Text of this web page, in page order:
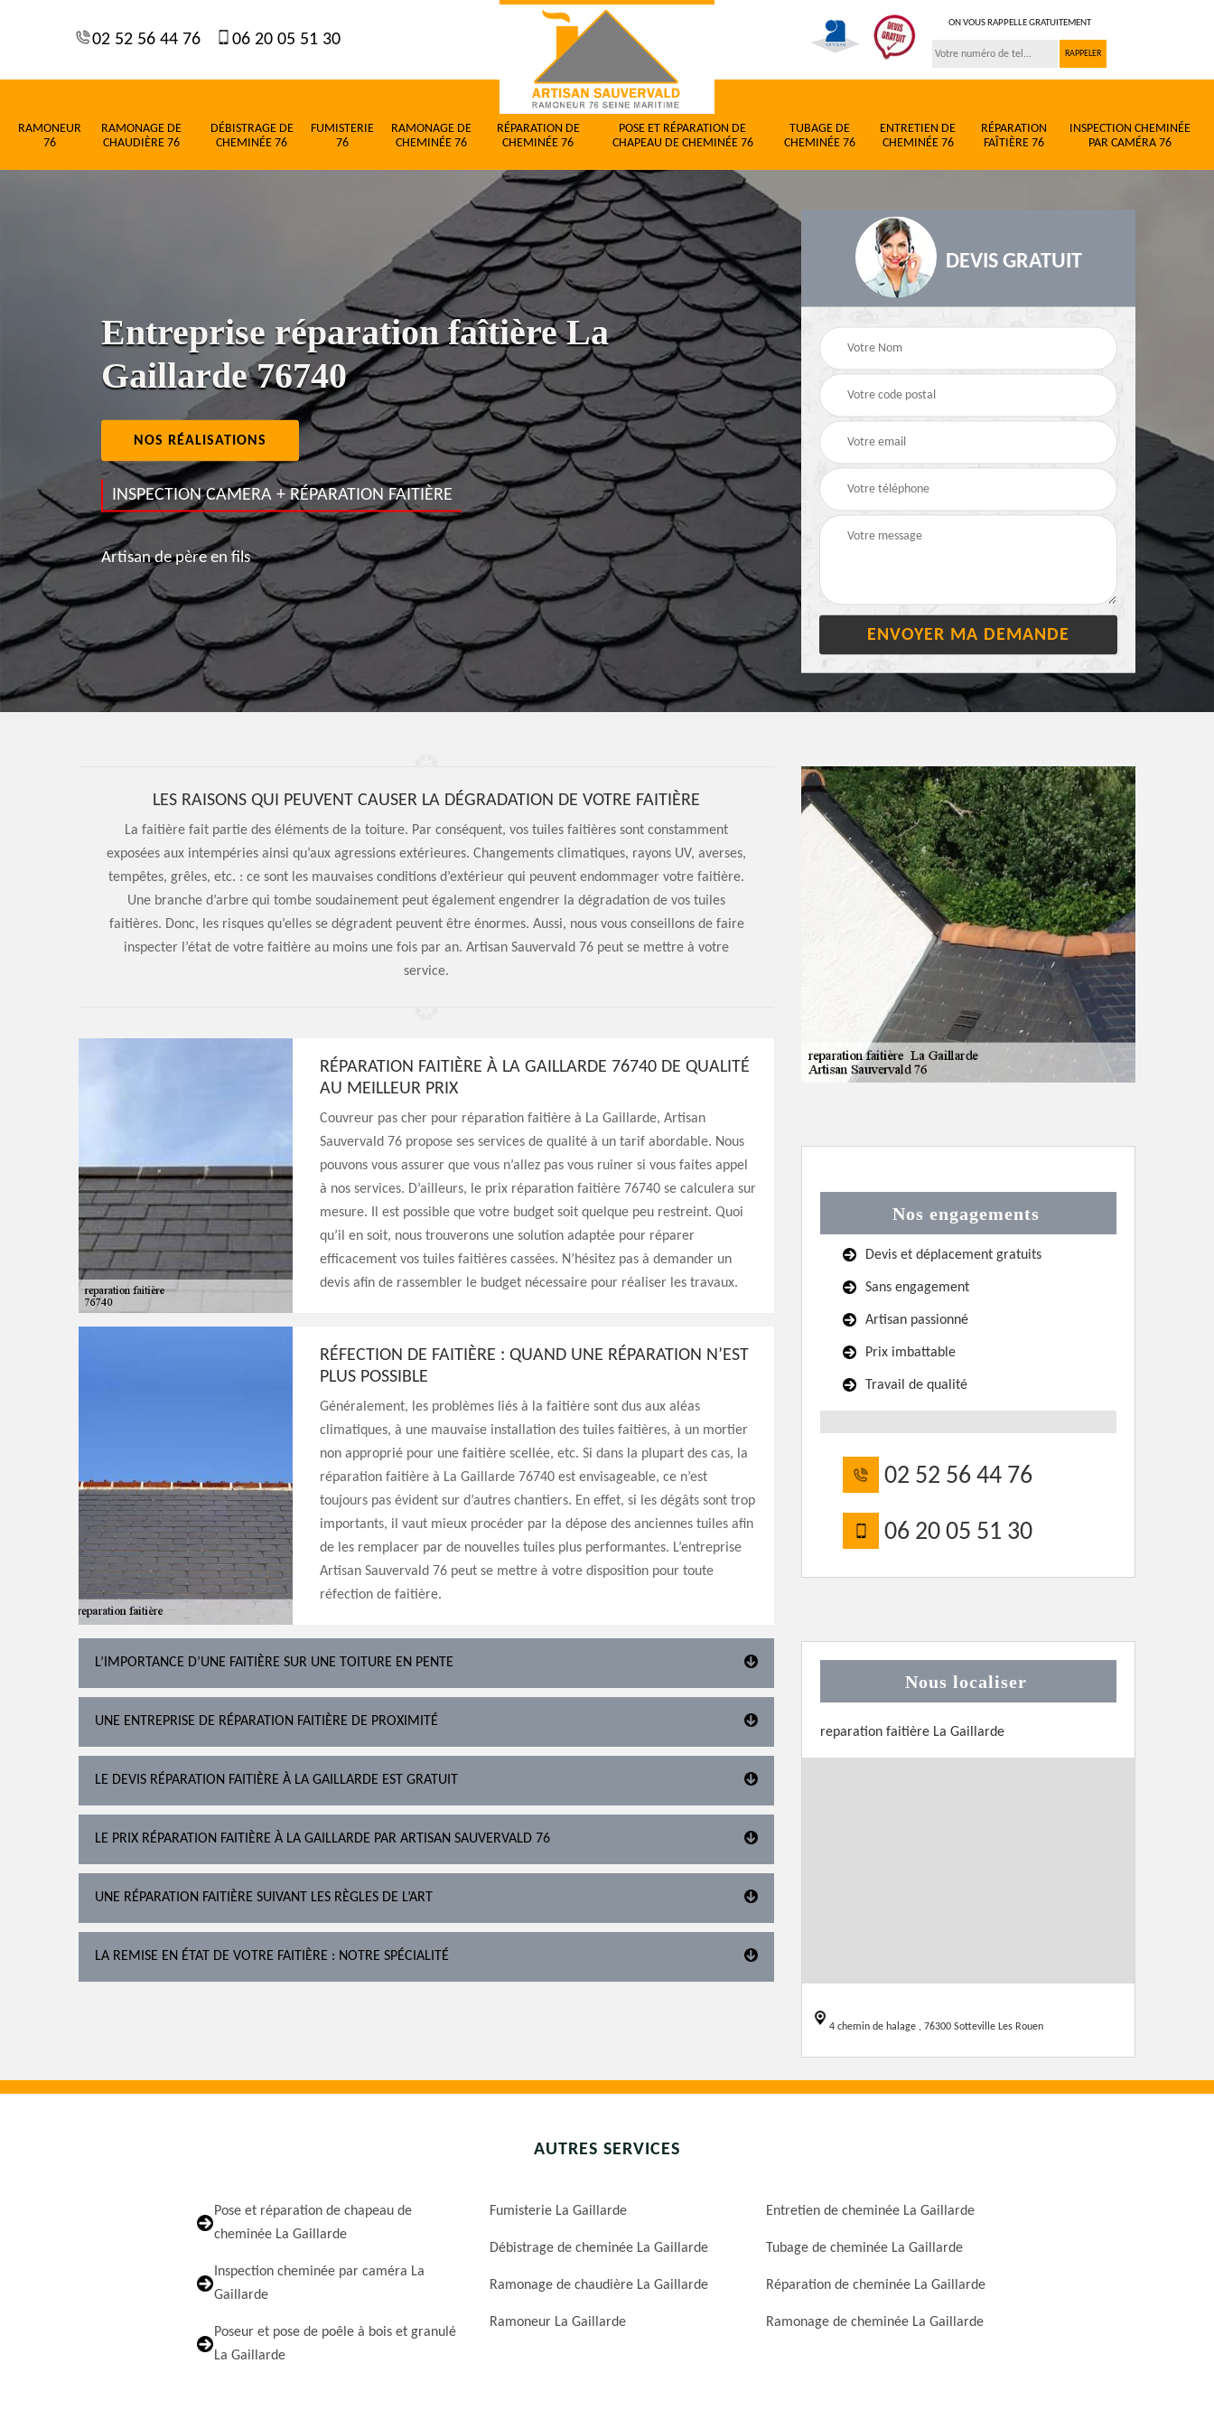
02 52 56 44 76 06 20 05 51 30
ON VOUS RAPPELLE GRATUITEMENT
RAMONEUR
76
RAMONAGE DE
CHAUDIÈRE 76
DÉBISTRAGE DE
CHEMINÉE 76
FUMISTERIE
76
RAMONAGE DE
CHEMINÉE 76
RÉPARATION DE
CHEMINÉE 76
POSE ET RÉPARATION DE
CHAPEAU DE CHEMINÉE 76
TUBAGE DE
CHEMINÉE 76
ENTRETIEN DE
CHEMINÉE 76
RÉPARATION
FAÎTIÈRE 76
INSPECTION CHEMINÉE
PAR CAMÉRA 76
Entreprise réparation faîtière La
Gaillarde 76740
NOS RÉALISATIONS
INSPECTION CAMERA + RÉPARATION FAITIÈRE
Artisan de père en fils
DEVIS GRATUIT
LES RAISONS QUI PEUVENT CAUSER LA DÉGRADATION DE VOTRE FAITIÈRE
La faitière fait partie des éléments de la toiture. Par conséquent, vos tuiles faitières sont constamment
exposées aux intempéries ainsi qu’aux agressions extérieures. Changements climatiques, rayons UV, averses,
tempêtes, grêles, etc. : ce sont les mauvaises conditions d’extérieur qui peuvent endommager votre faitière.
Une branche d’arbre qui tombe soudainement peut également engendrer la dégradation de vos tuiles
faitières. Donc, les risques qu’elles se dégradent peuvent être énormes. Aussi, nous vous conseillons de faire
inspecter l’état de votre faitière au moins une fois par an. Artisan Sauvervald 76 peut se mettre à votre
service.
RÉPARATION FAITIÈRE À LA GAILLARDE 76740 DE QUALITÉ
AU MEILLEUR PRIX
Couvreur pas cher pour réparation faitière à La Gaillarde, Artisan
Sauvervald 76 propose ses services de qualité à un tarif abordable. Nous
pouvons vous assurer que vous n’allez pas vous ruiner si vous faites appel
à nos services. D’ailleurs, le prix réparation faitière 76740 se calculera sur
mesure. Il est possible que votre budget soit quelque peu restreint. Quoi
qu’il en soit, nous trouverons une solution adaptée pour réparer
efficacement vos tuiles faitières cassées. N’hésitez pas à demander un
devis afin de rassembler le budget nécessaire pour réaliser les travaux.
RÉFECTION DE FAITIÈRE : QUAND UNE RÉPARATION N’EST
PLUS POSSIBLE
Généralement, les problèmes liés à la faitière sont dus aux aléas
climatiques, à une mauvaise installation des tuiles faitières, à un mortier
non approprié pour une faitière scellée, etc. Si dans la plupart des cas, la
réparation faitière à La Gaillarde 76740 est envisageable, ce n’est
toujours pas évident sur d’autres chantiers. En effet, si les dégâts sont trop
importants, il vaut mieux procéder par la dépose des anciennes tuiles afin
de les remplacer par de nouvelles tuiles plus performantes. L’entreprise
Artisan Sauvervald 76 peut se mettre à votre disposition pour toute
réfection de faitière.
L’IMPORTANCE D’UNE FAITIÈRE SUR UNE TOITURE EN PENTE
UNE ENTREPRISE DE RÉPARATION FAITIÈRE DE PROXIMITÉ
LE DEVIS RÉPARATION FAITIÈRE À LA GAILLARDE EST GRATUIT
LE PRIX RÉPARATION FAITIÈRE À LA GAILLARDE PAR ARTISAN SAUVERVALD 76
UNE RÉPARATION FAITIÈRE SUIVANT LES RÈGLES DE L’ART
LA REMISE EN ÉTAT DE VOTRE FAITIÈRE : NOTRE SPÉCIALITÉ
Nos engagements
Devis et déplacement gratuits
Sans engagement
Artisan passionné
Prix imbattable
Travail de qualité
02 52 56 44 76
06 20 05 51 30
Nous localiser
reparation faitière La Gaillarde
4 chemin de halage , 76300 Sotteville Les Rouen
AUTRES SERVICES
Pose et réparation de chapeau de
cheminée La Gaillarde
Inspection cheminée par caméra La
Gaillarde
Poseur et pose de poêle à bois et granulé
La Gaillarde
Fumisterie La Gaillarde
Débistrage de cheminée La Gaillarde
Ramonage de chaudière La Gaillarde
Ramoneur La Gaillarde
Entretien de cheminée La Gaillarde
Tubage de cheminée La Gaillarde
Réparation de cheminée La Gaillarde
Ramonage de cheminée La Gaillarde